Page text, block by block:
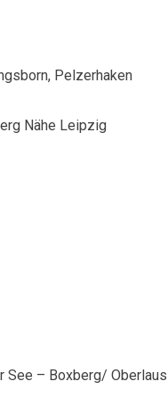
Pelzerhaken
Nähe Leipzig
See – Boxberg/